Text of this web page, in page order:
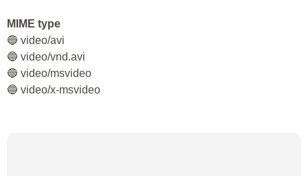
MIME type
🔵 video/avi
🔵 video/vnd.avi
🔵 video/msvideo
🔵 video/x-msvideo